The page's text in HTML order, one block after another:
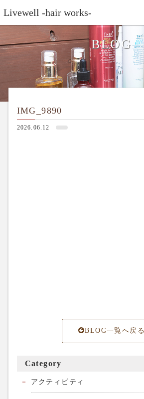
Livewell -hair works-
BLOG
IMG_9890
2026.06.12
BLOG一覧へ戻る
Category
アクティビティ